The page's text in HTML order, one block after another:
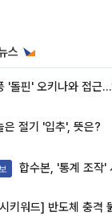
스
은 절기 '입추', 뜻은?
합수본, '통계 조작' 서울·경기·충